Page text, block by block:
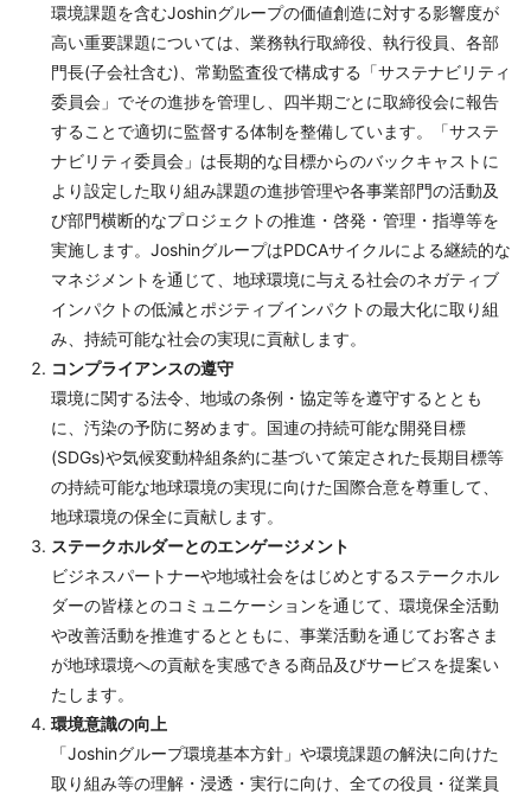
環境課題を含むJoshinグループの価値創造に対する影響度が
高い重要課題については、業務執行取締役、執行役員、各部
門長(子会社含む)、常勤監査役で構成する「サステナビリティ
委員会」でその進捗を管理し、四半期ごとに取締役会に報告
することで適切に監督する体制を整備しています。「サステ
ナビリティ委員会」は長期的な目標からのバックキャストに
より設定した取り組み課題の進捗管理や各事業部門の活動及
び部門横断的なプロジェクトの推進・啓発・管理・指導等を
実施します。JoshinグループはPDCAサイクルによる継続的な
マネジメントを通じて、地球環境に与える社会のネガティブ
インパクトの低減とポジティブインパクトの最大化に取り組
み、持続可能な社会の実現に貢献します。
コンプライアンスの遵守
環境に関する法令、地域の条例・協定等を遵守するととも
に、汚染の予防に努めます。国連の持続可能な開発目標
(SDGs)や気候変動枠組条約に基づいて策定された長期目標等
の持続可能な地球環境の実現に向けた国際合意を尊重して、
地球環境の保全に貢献します。
ステークホルダーとのエンゲージメント
ビジネスパートナーや地域社会をはじめとするステークホル
ダーの皆様とのコミュニケーションを通じて、環境保全活動
や改善活動を推進するとともに、事業活動を通じてお客さま
が地球環境への貢献を実感できる商品及びサービスを提案い
たします。
環境意識の向上
「Joshinグループ環境基本方針」や環境課題の解決に向けた
取り組み等の理解・浸透・実行に向け、全ての役員・従業員